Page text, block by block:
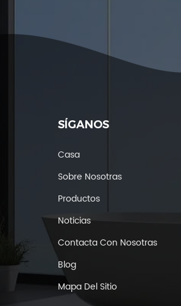
SÍGANOS
Casa
Sobre Nosotras
Productos
Noticias
Contacta Con Nosotras
Blog
Mapa Del Sitio